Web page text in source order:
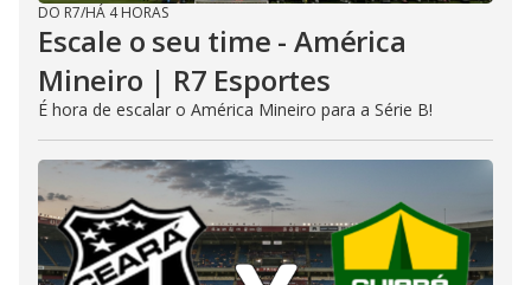
DO R7/HÁ 4 HORAS
Escale o seu time - América
Mineiro | R7 Esportes
É hora de escalar o América Mineiro para a Série B!